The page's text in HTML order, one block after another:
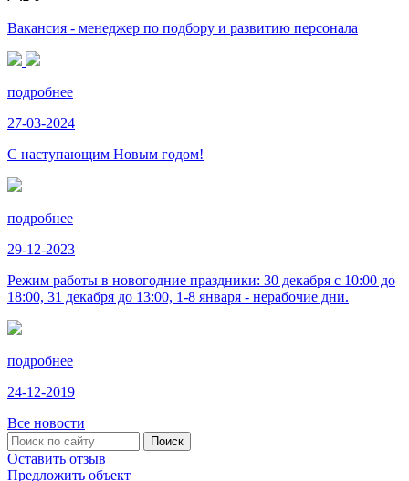
Вакансия - менеджер по подбору и развитию персонала
подробнее
27-03-2024
С наступающим Новым годом!
подробнее
29-12-2023
Режим работы в новогодние праздники: 30 декабря с 10:00 до
18:00, 31 декабря до 13:00, 1-8 января - нерабочие дни.
подробнее
24-12-2019
Все новости
Оставить отзыв
Предложить объект